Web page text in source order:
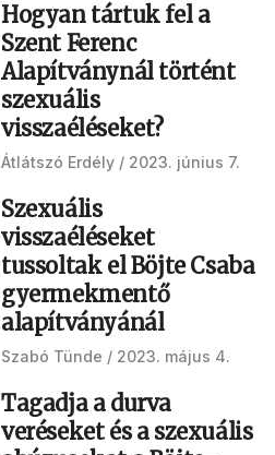
Hogyan tártuk fel a
Szent Ferenc
Alapítványnál történt
szexuális
visszaéléseket?
Átlátszó Erdély 2023. június 7.
Szexuális
visszaéléseket
tussoltak el Böjte Csaba
gyermekmentő
alapítványánál
Szabó Tünde 2023. május 4.
Tagadja a durva
veréseket és a szexuális